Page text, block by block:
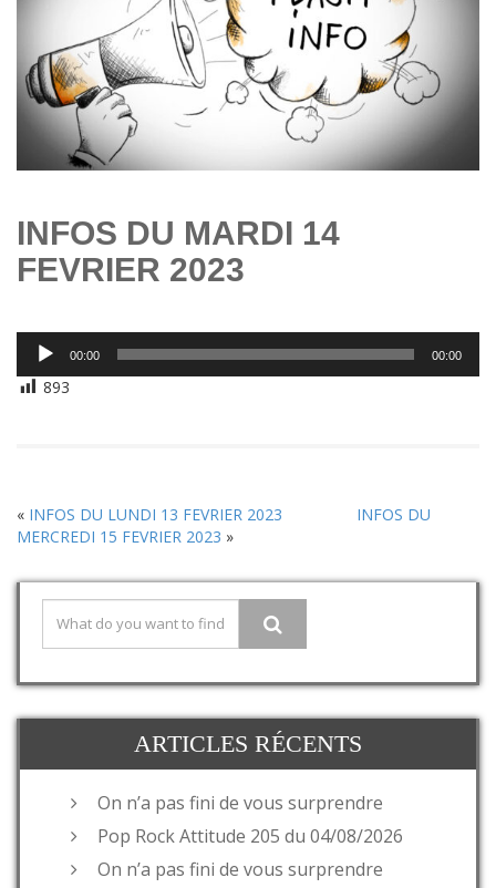
INFOS DU MARDI 14
FEVRIER 2023
Lecteur
audio
00:00 00:00
893
« INFOS DU LUNDI 13 FEVRIER 2023
INFOS DU
MERCREDI 15 FEVRIER 2023 »
ARTICLES RÉCENTS
On n’a pas fini de vous surprendre
Pop Rock Attitude 205 du 04/08/2026
On n’a pas fini de vous surprendre